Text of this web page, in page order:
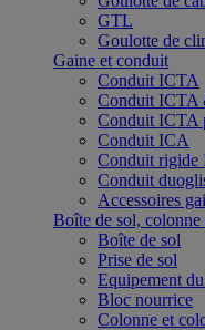
GTL
Goulotte de
Gaine et conduit
Conduit ICTA
Conduit ICTA
Conduit ICTA
Conduit ICA
Conduit
Conduit
Accessoires
Boîte de sol,
Boîte de sol
Prise de sol
Equipement
Bloc nourrice
Colonne et